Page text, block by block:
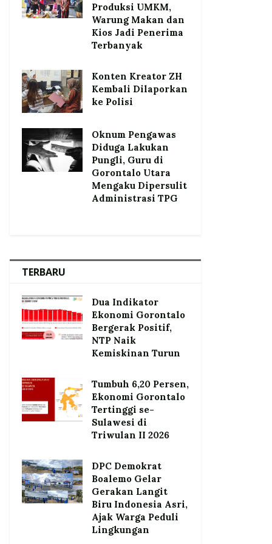
Produksi UMKM,
Warung Makan dan
Kios Jadi Penerima
Terbanyak
Konten Kreator ZH
Kembali Dilaporkan
ke Polisi
Oknum Pengawas
Diduga Lakukan
Pungli, Guru di
Gorontalo Utara
Mengaku Dipersulit
Administrasi TPG
TERBARU
Dua Indikator
Ekonomi Gorontalo
Bergerak Positif,
NTP Naik
Kemiskinan Turun
Tumbuh 6,20 Persen,
Ekonomi Gorontalo
Tertinggi se-
Sulawesi di
Triwulan II 2026
DPC Demokrat
Boalemo Gelar
Gerakan Langit
Biru Indonesia Asri,
Ajak Warga Peduli
Lingkungan